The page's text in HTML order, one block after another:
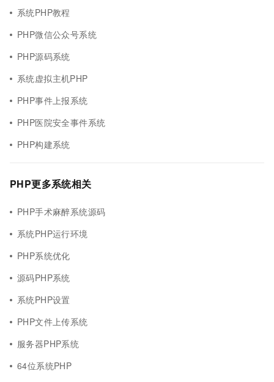
系统PHP教程
PHP微信公众号系统
PHP源码系统
系统虚拟主机PHP
PHP事件上报系统
PHP医院安全事件系统
PHP构建系统
PHP更多系统相关
PHP手术麻醉系统源码
系统PHP运行环境
PHP系统优化
源码PHP系统
系统PHP设置
PHP文件上传系统
服务器PHP系统
64位系统PHP